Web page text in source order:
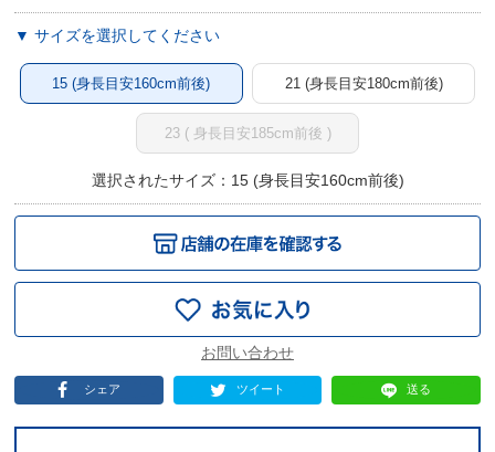
▼ サイズを選択してください
15 (身長目安160cm前後) 21 (身長目安180cm前後)
23 ( 身長目安185cm前後 )
選択されたサイズ：15 (身長目安160cm前後)
シェア ツイート 送る